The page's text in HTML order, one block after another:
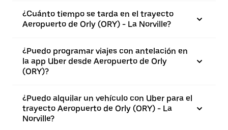
¿Cuánto tiempo se tarda en el trayecto
Aeropuerto de Orly (ORY) - La Norville?
¿Puedo programar viajes con antelación en
la app Uber desde Aeropuerto de Orly
(ORY)?
¿Puedo alquilar un vehículo con Uber para el
trayecto Aeropuerto de Orly (ORY) - La
Norville?